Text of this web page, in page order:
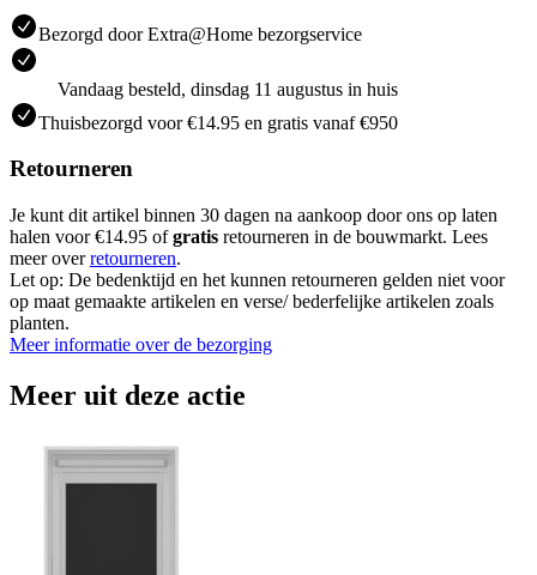
Bezorgd door Extra@Home bezorgservice
Vandaag besteld, dinsdag 11 augustus in huis
Thuisbezorgd voor €14.95 en gratis vanaf €950
Retourneren
Je kunt dit artikel binnen 30 dagen na aankoop door ons op laten
halen voor €14.95 ofgratis retourneren in de bouwmarkt. Lees
meer overretourneren.
Let op: De bedenktijd en het kunnen retourneren gelden niet voor
op maat gemaakte artikelen en verse/ bederfelijke artikelen zoals
planten.
Meer informatie over de bezorging
Meer uit deze actie